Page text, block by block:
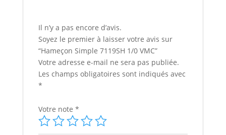
Il n’y a pas encore d’avis.
Soyez le premier à laisser votre avis sur
“Hameçon Simple 7119SH 1/0 VMC”
Votre adresse e-mail ne sera pas publiée.
Les champs obligatoires sont indiqués avec
*
Votre note *